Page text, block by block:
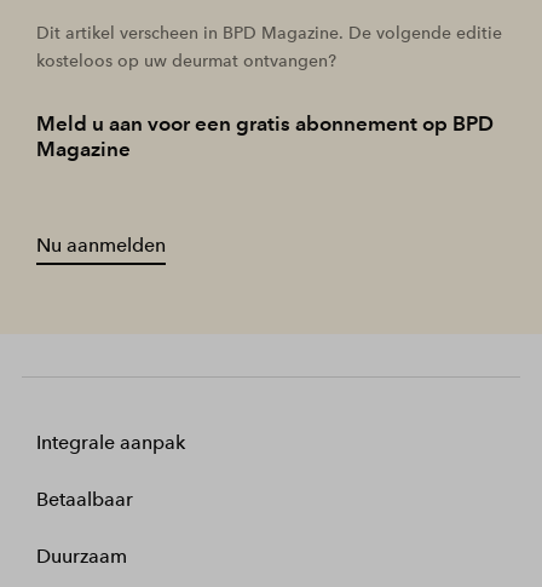
Dit artikel verscheen in BPD Magazine. De volgende editie
kosteloos op uw deurmat ontvangen?
Meld u aan voor een gratis abonnement op BPD
Magazine
Nu aanmelden
Integrale aanpak
Betaalbaar
Duurzaam